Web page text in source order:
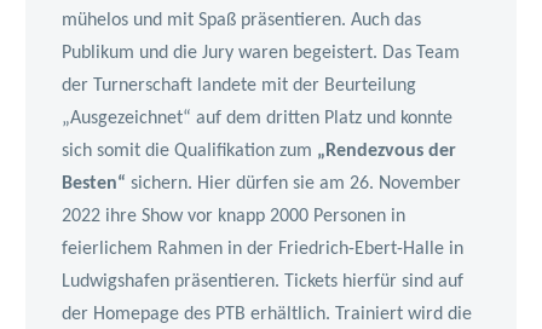
mühelos und mit Spaß präsentieren. Auch das
Publikum und die Jury waren begeistert. Das Team
der Turnerschaft landete mit der Beurteilung
„Ausgezeichnet“ auf dem dritten Platz und konnte
sich somit die Qualifikation zum „Rendezvous der
Besten“ sichern. Hier dürfen sie am 26. November
2022 ihre Show vor knapp 2000 Personen in
feierlichem Rahmen in der Friedrich-Ebert-Halle in
Ludwigshafen präsentieren. Tickets hierfür sind auf
der Homepage des PTB erhältlich. Trainiert wird die